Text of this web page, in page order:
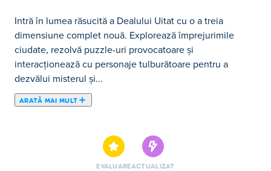
Intră în lumea răsucită a Dealului Uitat cu o a treia
dimensiune complet nouă. Explorează împrejurimile
ciudate, rezolvă puzzle-uri provocatoare și
interacționează cu personaje tulburătoare pentru a
dezvălui misterul și...
ARATĂ MAI MULT
ciudate, rezolvă puzzle-uri provocatoare și
interacționează cu personaje tulburătoare pentru a
EVALUAREACTUALIZAT